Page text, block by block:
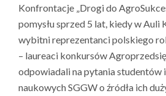
Konfrontacje „Drogi do
pomysłu sprzed 5 lat, kiedy w Auli
wybitni reprezentanci polskiego
– laureaci konkursów
odpowiadali na pytania studentów
naukowych SGGW o źródła ich